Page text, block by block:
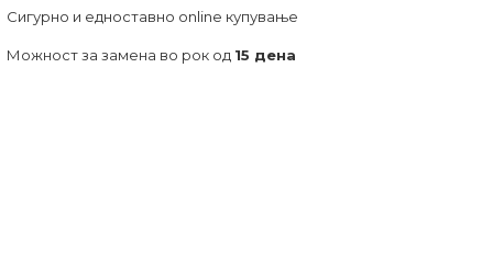
Сигурно и едноставно online купување
Можност за замена во рок од 15 дена